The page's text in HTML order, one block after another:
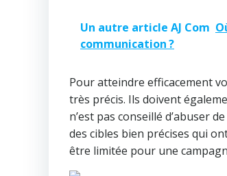
Un autre article AJ Com
communication ?
Pour atteindre efficacement
très précis. Ils doivent
n’est pas conseillé d’abuser
des cibles bien précises qui
être limitée pour une